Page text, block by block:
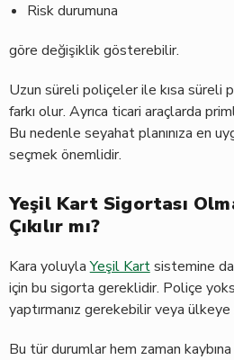
Risk durumuna
göre değişiklik gösterebilir.
Uzun süreli poliçeler ile kısa süreli
farkı olur. Ayrıca ticari araçlarda
Bu nedenle seyahat planınıza en
seçmek önemlidir.
Yeşil Kart Sigortası
Çıkılır mı?
Kara yoluylaYeşil Kartsistemine
için bu sigorta gereklidir. Poliçe
yaptırmanız gerekebilir veya
Bu tür durumlar hem zaman